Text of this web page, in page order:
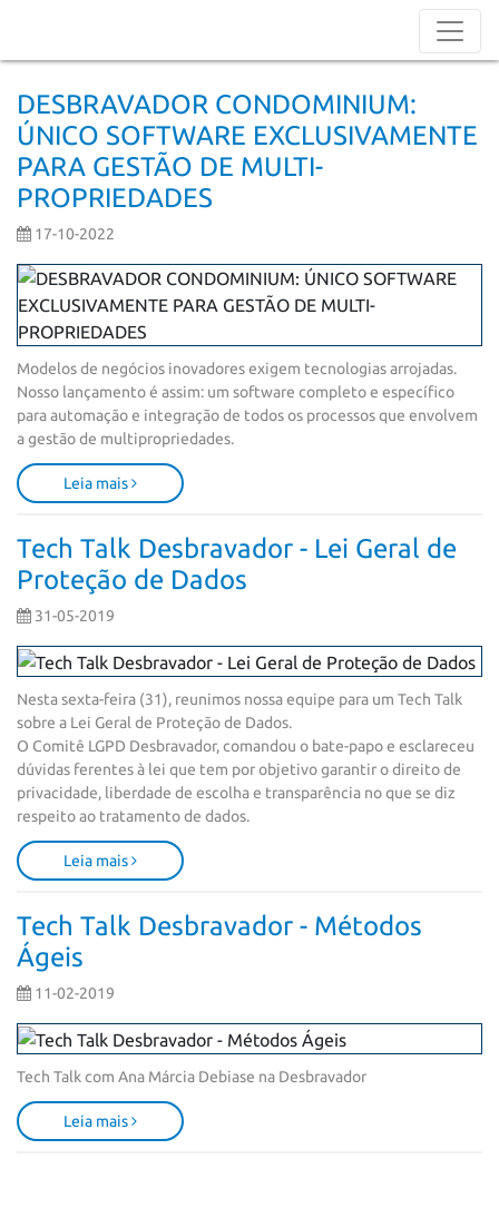
DESBRAVADOR CONDOMINIUM:
ÚNICO SOFTWARE EXCLUSIVAMENTE
PARA GESTÃO DE MULTI-
PROPRIEDADES
17-10-2022
Modelos de negócios inovadores exigem tecnologias arrojadas.
Nosso lançamento é assim: um software completo e específico
para automação e integração de todos os processos que envolvem
a gestão de multipropriedades.
Leia mais
Tech Talk Desbravador - Lei Geral de
Proteção de Dados
31-05-2019
Nesta sexta-feira (31), reunimos nossa equipe para um Tech Talk
sobre a Lei Geral de Proteção de Dados.
O Comitê LGPD Desbravador, comandou o bate-papo e esclareceu
dúvidas ferentes à lei que tem por objetivo garantir o direito de
privacidade, liberdade de escolha e transparência no que se diz
respeito ao tratamento de dados.
Leia mais
Tech Talk Desbravador - Métodos
Ágeis
11-02-2019
Tech Talk com Ana Márcia Debiase na Desbravador
Leia mais